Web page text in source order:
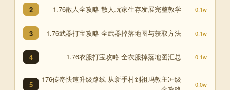
2 1.76散人全攻略 散人玩家生存发展完整教学 0.1w
3 1.76武器打宝攻略 全武器掉落地图与获取方法 0.1w
4 1.76衣服打宝攻略 全衣服掉落地图汇总 0.1w
5
176传奇快速升级路线 从新手村到祖玛教主冲级
0.0w